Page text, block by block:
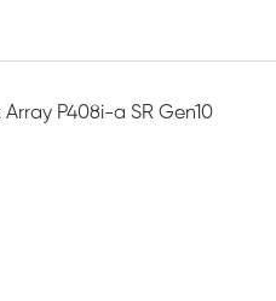
Array P408i-a SR Gen10